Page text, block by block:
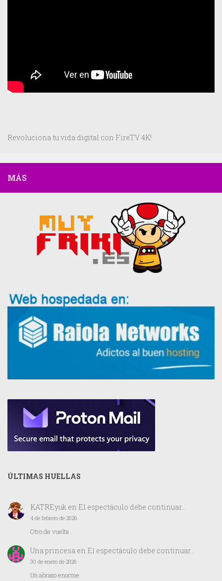
Revoluciona tu vida digital con FireTV 4K!
MÁS
ÚLTIMAS HUELLAS
KATREyuken El espectáculo debe continuar…
4 de febrero de 2026
Otro de vuelta
Una princesaen El espectáculo debe continuar…
30 de enero de 2026
Un abrazo enorme